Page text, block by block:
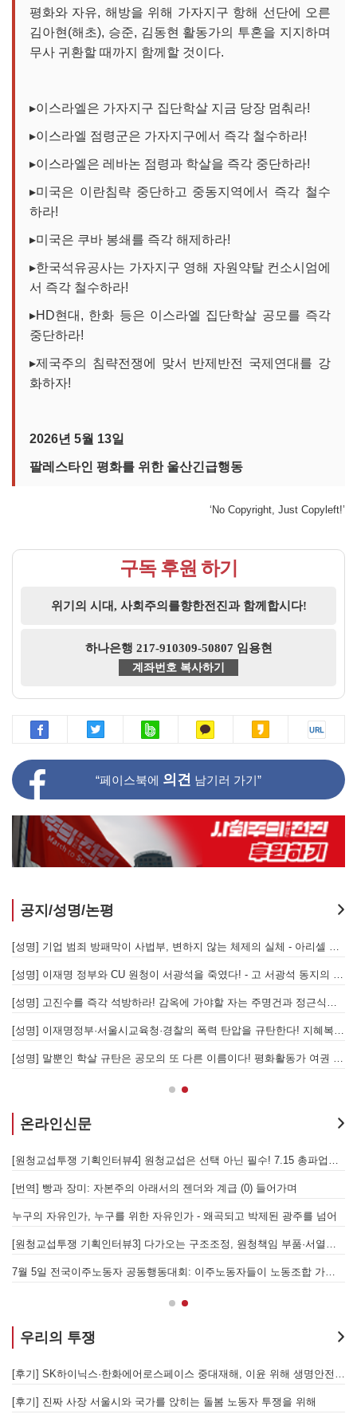
평화와 자유, 해방을 위해 가자지구 항해 선단에 오른
김아현(해초), 승준, 김동현 활동가의 투혼을 지지하며
무사 귀환할 때까지 함께할 것이다.
▸이스라엘은 가자지구 집단학살 지금 당장 멈춰라!
▸이스라엘 점령군은 가자지구에서 즉각 철수하라!
▸이스라엘은 레바논 점령과 학살을 즉각 중단하라!
▸미국은 이란침략 중단하고 중동지역에서 즉각 철수
하라!
▸미국은 쿠바 봉쇄를 즉각 해제하라!
▸한국석유공사는 가자지구 영해 자원약탈 컨소시엄에
서 즉각 철수하라!
▸HD현대, 한화 등은 이스라엘 집단학살 공모를 즉각
중단하라!
▸제국주의 침략전쟁에 맞서 반제반전 국제연대를 강
화하자!
2026년 5월 13일
팔레스타인 평화를 위한 울산긴급행동
‘No Copyright, Just Copyleft!’
구독 후원 하기
위기의 시대, 사회주의를향한전진과 함께합시다!
하나은행 217-910309-50807 임용현
계좌번호 복사하기
“페이스북에 의견 남기러 가기”
공지/성명/논평
[성명] 기업 범죄 방패막이 사법부, 변하지 않는 체제의 실체 - 아리셀 참사 주범 박순관 4년 선고에 부쳐
[성명] 이재명 정부와 CU 원청이 서광석을 죽였다! - 고 서광석 동지의 죽음을 애도하며
[성명] 고진수를 즉각 석방하라! 감옥에 가야할 자는 주명건과 정근식이다!
[성명] 이재명정부·서울시교육청·경찰의 폭력 탄압을 규탄한다! 지혜복 교사와 연대자들을 즉각 석방하라!
[성명] 말뿐인 학살 규탄은 공모의 또 다른 이름이다! 평화활동가 여권 무효화 지금 당장 철회하라!
온라인신문
[원청교섭투쟁 기획인터뷰4] 원청교섭은 선택 아닌 필수! 7.15 총파업은 자본에 원청교섭 시작을 알리는 첫걸음이자 선전포고다
[번역] 빵과 장미: 자본주의 아래서의 젠더와 계급 (0) 들어가며
누구의 자유인가, 누구를 위한 자유인가 - 왜곡되고 박제된 광주를 넘어
[원청교섭투쟁 기획인터뷰3] 다가오는 구조조정, 원청책임 부품·서열노동자 총고용 보장을 요구하며 공동파업에 나섭시다! - 현대
7월 5일 전국이주노동자 공동행동대회: 이주노동자들이 노동조합 가입을 선언하다
우리의 투쟁
[후기] SK하이닉스·한화에어로스페이스 중대재해, 이윤 위해 생명안전을 위협하는 '첨단산업' 자본을 규탄하다
[후기] 진짜 사장 서울시와 국가를 앉히는 돌봄 노동자 투쟁을 위해